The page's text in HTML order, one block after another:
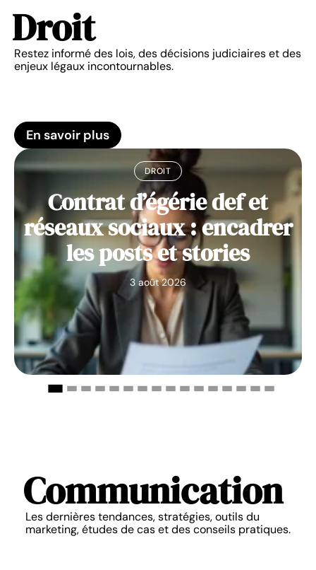
Droit
Restez informé des lois, des décisions judiciaires et des
enjeux légaux incontournables.
En savoir plus
DROIT
Contrat d’égérie def et
réseaux sociaux : encadrer
les posts et stories
3 août 2026
Communication
Les dernières tendances, stratégies, outils du
marketing, études de cas et des conseils pratiques.